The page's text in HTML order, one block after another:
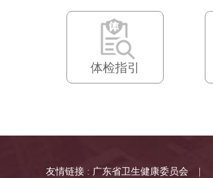
体检指引
友情链接 : 广东省卫生健康委员会 |